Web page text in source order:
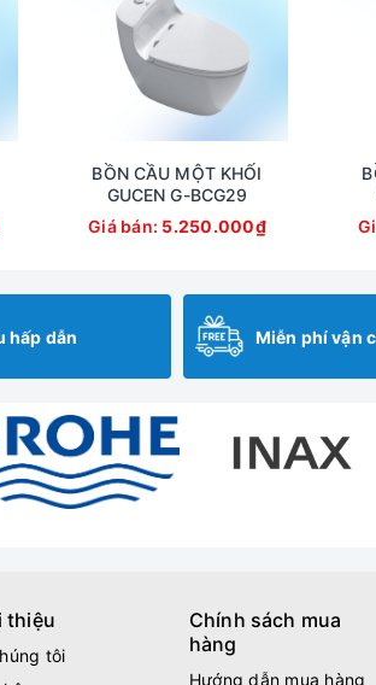
BỒN CẦU MỘT KHỐI
GUCEN G-BCG29
Giá bán: 5.250.000₫
hấp dẫn Miễn phí vận
thiệu
tôi
Chính sách mua
hàng
Hướng dẫn mua hàng